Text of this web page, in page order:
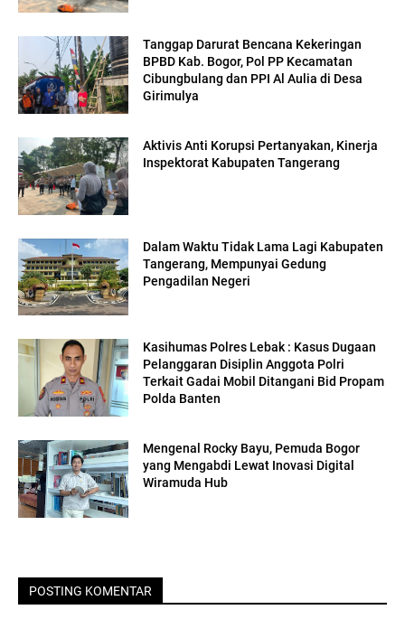
Tanggap Darurat Bencana Kekeringan
BPBD Kab. Bogor, Pol PP Kecamatan
Cibungbulang dan PPI Al Aulia di Desa
Girimulya
Aktivis Anti Korupsi Pertanyakan, Kinerja
Inspektorat Kabupaten Tangerang
Dalam Waktu Tidak Lama Lagi Kabupaten
Tangerang, Mempunyai Gedung
Pengadilan Negeri
Kasihumas Polres Lebak : Kasus Dugaan
Pelanggaran Disiplin Anggota Polri
Terkait Gadai Mobil Ditangani Bid Propam
Polda Banten
Mengenal Rocky Bayu, Pemuda Bogor
yang Mengabdi Lewat Inovasi Digital
Wiramuda Hub
POSTING KOMENTAR